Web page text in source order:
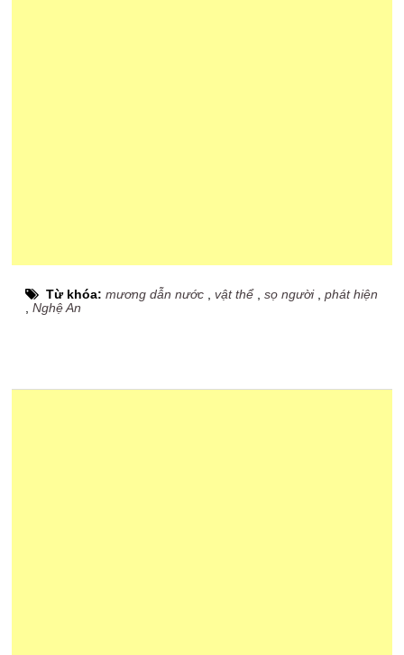
Từ khóa:mương dẫn nước ,vật thể,sọ người,phát hiện
,Nghệ An